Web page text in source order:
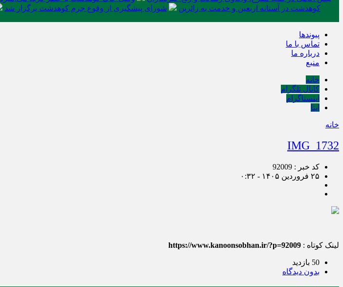
کوهدشت در آستانه اربعین و خدمت‌ به زائرین
شورای پیشگیری از وقوع جرم کوهدشت برگزار شد
پیوندها
تماس با ما
درباره ما
منبع
خانه
کانال تلگرام
اینستاگرام
ایتا
خانه
IMG_1732
کد خبر : 92009
۲۵ فروردین ۱۴۰۵ - ۰:۳۲
لینک کوتاه : https://www.kanoonsobhan.ir/?p=92009
50 بازدید
بدون دیدگاه